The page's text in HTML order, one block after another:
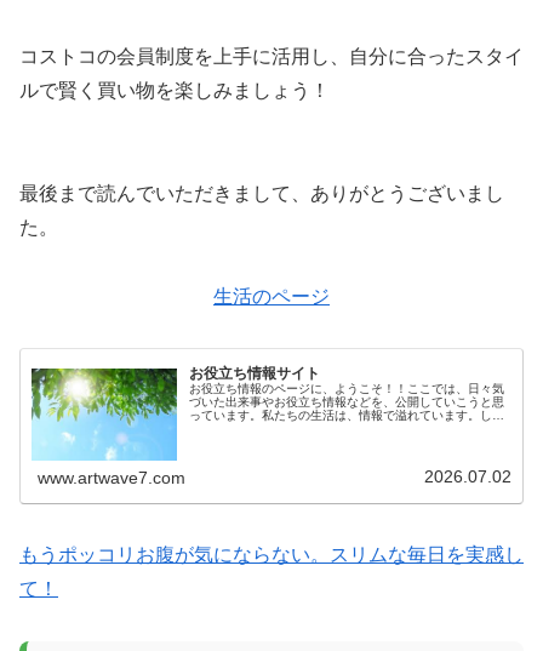
コストコの会員制度を上手に活用し、自分に合ったスタイ
ルで賢く買い物を楽しみましょう！
最後まで読んでいただきまして、ありがとうございまし
た。
生活のページ
お役立ち情報サイト
お役立ち情報のページに、ようこそ！！ここでは、日々気
づいた出来事やお役立ち情報などを、公開していこうと思
っています。私たちの生活は、情報で溢れています。しか
www.artwave7.com 2026.07.02
もうポッコリお腹が気にならない。スリムな毎日を実感し
て！